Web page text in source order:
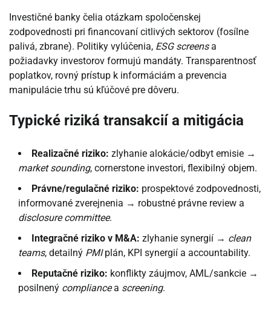
Investičné banky čelia otázkam spoločenskej
zodpovednosti pri financovaní citlivých sektorov (fosílne
palivá, zbrane). Politiky vylúčenia, ESG screensa
požiadavky investorov formujú mandáty. Transparentnosť
poplatkov, rovný prístup k informáciám a prevencia
manipulácie trhu sú kľúčové pre dôveru.
Typické riziká transakcií a mitigácia
Realizačné riziko: zlyhanie alokácie/odbyt emisie →
market sounding, cornerstone investori, flexibilný objem.
Právne/regulačné riziko: prospektové zodpovednosti,
informované zverejnenia → robustné právne review a
disclosure committee.
Integračné riziko v M&A: zlyhanie synergií → clean
teams, detailný PMIplán, KPI synergií a accountability.
Reputačné riziko: konflikty záujmov, AML/sankcie →
posilnený compliancea screening.